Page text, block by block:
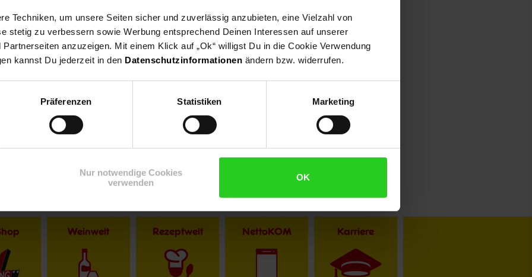
Techniken, um unsere Seiten sicher und zuverlässig anzubieten, eine Vielzahl von
stetig zu verbessern sowie Werbung entsprechend Deinen Interessen auf unserer
anzuzeigen. Mit einem Klick auf „Ok“ willigst Du in die Cookie Verwendung
kannst Du jederzeit in den Datenschutzinformationen ändern bzw. widerrufen.
Präferenzen Statistiken Marketing
Nur notwendige Cookies
verwenden
OK
Weinwelt Rezeptwelt NettoKOM Karriere